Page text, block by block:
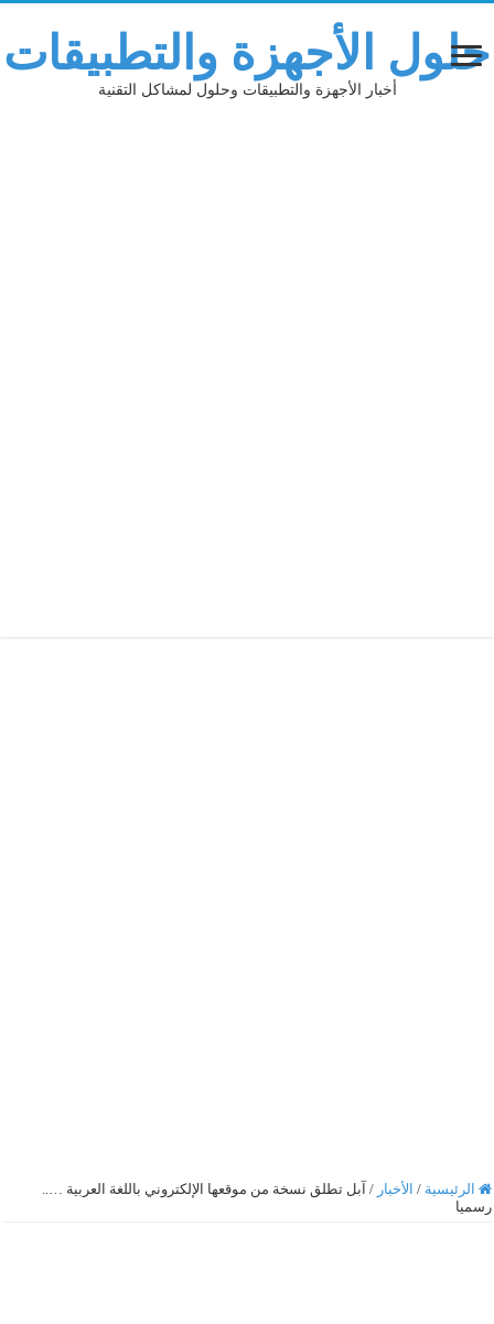
حلول الأجهزة والتطبيقات
أخبار الأجهزة والتطبيقات وحلول لمشاكل التقنية
الرئيسية / الأخبار /
آبل تطلق نسخة من موقعها الإلكتروني باللغة العربية …..
رسميا